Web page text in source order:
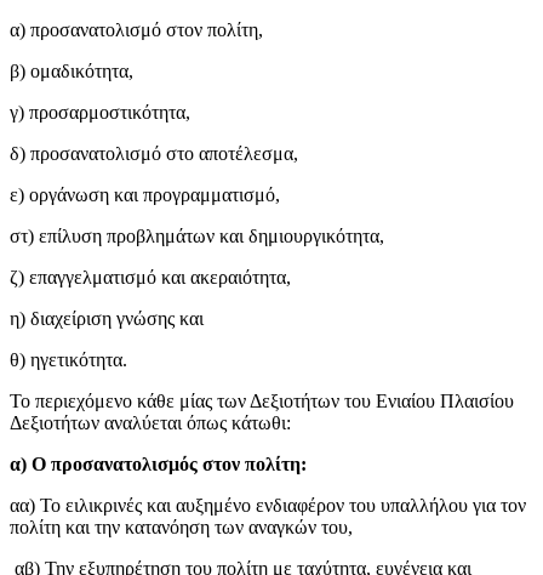
α) προσανατολισμό στον πολίτη,
β) ομαδικότητα,
γ) προσαρμοστικότητα,
δ) προσανατολισμό στο αποτέλεσμα,
ε) οργάνωση και προγραμματισμό,
στ) επίλυση προβλημάτων και δημιουργικότητα,
ζ) επαγγελματισμό και ακεραιότητα,
η) διαχείριση γνώσης και
θ) ηγετικότητα.
Το περιεχόμενο κάθε μίας των Δεξιοτήτων του Ενιαίου Πλαισίου
Δεξιοτήτων αναλύεται όπως κάτωθι:
α) Ο προσανατολισμός στον πολίτη:
αα) Το ειλικρινές και αυξημένο ενδιαφέρον του υπαλλήλου για τον
πολίτη και την κατανόηση των αναγκών του,
αβ) Την εξυπηρέτηση του πολίτη με ταχύτητα, ευγένεια και